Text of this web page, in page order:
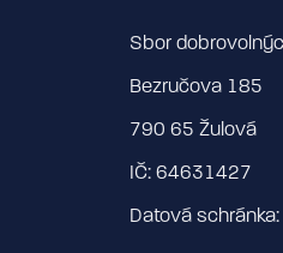
Sbor
Bezručova 185
790 65 Žulová
IČ: 64631427
Datová